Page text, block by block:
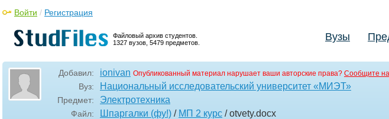
Файловый архив студентов.
1327 вузов, 5479 предметов.
Войти / Регистрация
Вузы
Добавил: ionivan Опубликованный материал нарушает ваши авторские права? Сообщите
Вуз: Национальный исследовательский университет «МИЭТ»
Предмет: Электротехника
Файл: Шпаргалки (фу!) / МП 2 курс / otvety.docx
• 15. Матрицы параметров цепей.
12. Метод контурных токов.
•
Свойства матрицы .
• Свойства матрицы .
21. Метод узловых потенциалов.